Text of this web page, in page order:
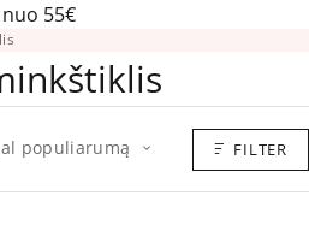
55€
populiarumą FILTER